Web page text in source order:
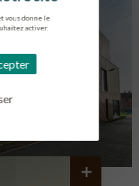
vous donne le
activer.